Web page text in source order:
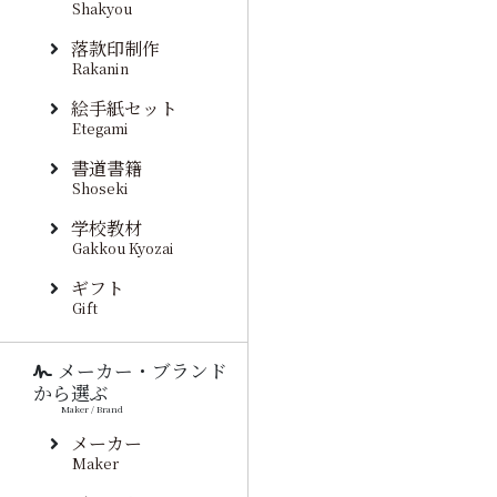
Shakyou
落款印制作
Rakanin
絵手紙セット
Etegami
書道書籍
Shoseki
学校教材
Gakkou Kyozai
ギフト
Gift
メーカー・ブランド
から選ぶ
Maker / Brand
メーカー
Maker